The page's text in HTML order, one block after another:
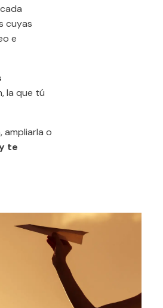
cuyas
e
la que tú
ampliarla o
te